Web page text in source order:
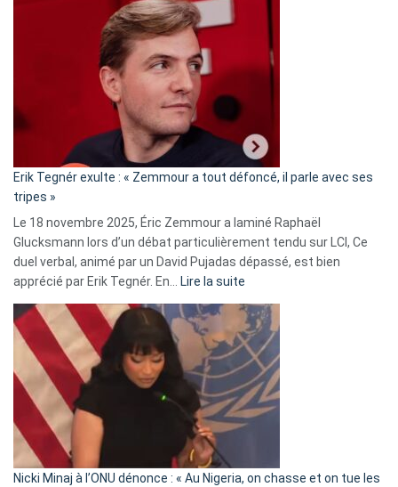
d’alliance
secrète
«
C’est
fake
news
»
Erik Tegnér exulte : « Zemmour a tout défoncé, il parle avec ses
tripes »
Le 18 novembre 2025, Éric Zemmour a laminé Raphaël
Glucksmann lors d’un débat particulièrement tendu sur LCI, Ce
duel verbal, animé par un David Pujadas dépassé, est bien
apprécié par Erik Tegnér. En…
Lire la suite
Tegnér
exulte
« Zemmour
a
tout
parle
Nicki Minaj à l’ONU dénonce : « Au Nigeria, on chasse et on tue les